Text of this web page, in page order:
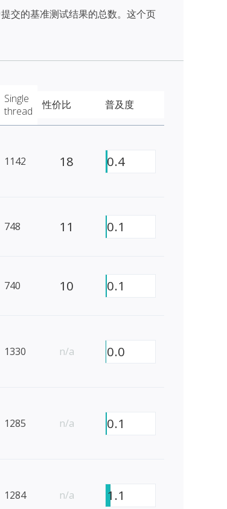
交的基准测试结果的总数。这个页
Single
thread
性价比 普及度
1142 18 0.4
748 11 0.1
740 10 0.1
1330 n/a 0.0
1285 n/a 0.1
1284 n/a 1.1